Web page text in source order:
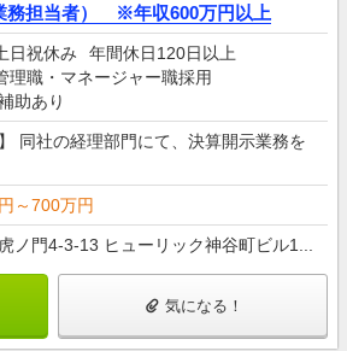
務担当者） ※年収600万円以上
日祝休み
年間休日120日以上
理職・マネージャー職採用
助あり
】 同社の経理部門にて、決算開示業務を
～700万円
ノ門4-3-13 ヒューリック神谷町ビル1...
気になる！